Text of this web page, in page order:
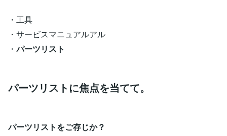
・工具
・サービスマニュアルアル
・パーツリスト
パーツリストに焦点を当てて。
パーツリストをご存じか？